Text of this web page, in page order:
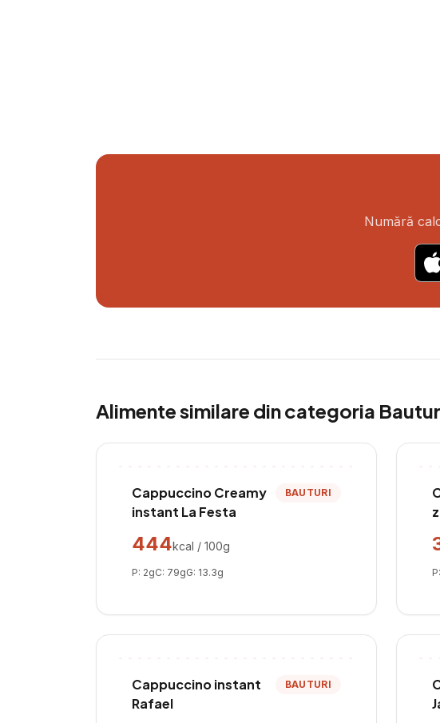
Numără
Alimente similare din categoria
Cappuccino Creamy
instant La Festa
BAUTURI
444kcal / 100g
P: 2gC: 79gG: 13.3g P:
Cappuccino instant
Rafael
BAUTURI